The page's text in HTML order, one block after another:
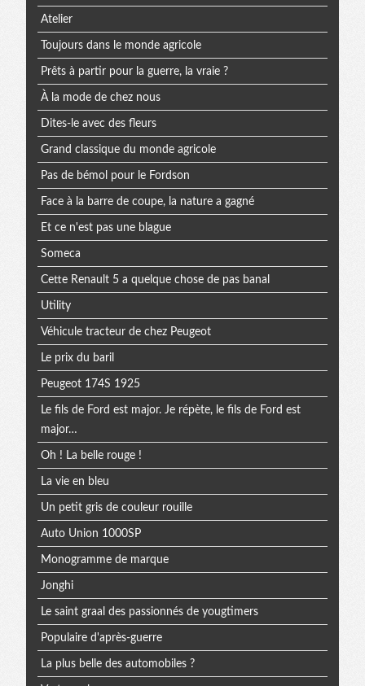
Atelier
Toujours dans le monde agricole
Prêts à partir pour la guerre, la vraie ?
À la mode de chez nous
Dites-le avec des fleurs
Grand classique du monde agricole
Pas de bémol pour le Fordson
Face à la barre de coupe, la nature a gagné
Et ce n'est pas une blague
Someca
Cette Renault 5 a quelque chose de pas banal
Utility
Véhicule tracteur de chez Peugeot
Le prix du baril
Peugeot 174S 1925
Le fils de Ford est major. Je répète, le fils de Ford est
major…
Oh ! La belle rouge !
La vie en bleu
Un petit gris de couleur rouille
Auto Union 1000SP
Monogramme de marque
Jonghi
Le saint graal des passionnés de yougtimers
Populaire d'après-guerre
La plus belle des automobiles ?